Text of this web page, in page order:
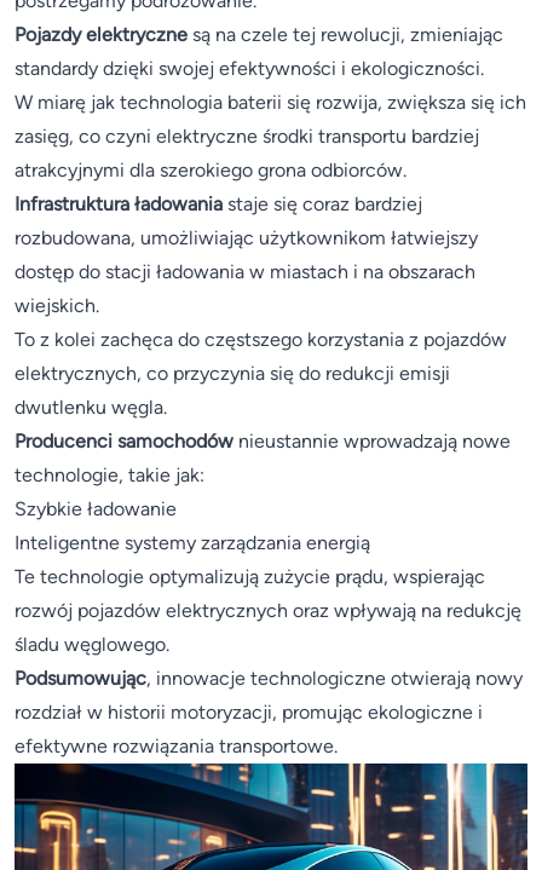
Pojazdy elektryczne są na czele tej rewolucji, zmieniając
standardy dzięki swojej efektywności i ekologiczności.
W miarę jak technologia baterii się rozwija, zwiększa się ich
zasięg, co czyni elektryczne środki transportu bardziej
atrakcyjnymi dla szerokiego grona odbiorców.
Infrastruktura ładowania staje się coraz bardziej
rozbudowana, umożliwiając użytkownikom łatwiejszy
dostęp do stacji ładowania w miastach i na obszarach
wiejskich.
To z kolei zachęca do częstszego korzystania z pojazdów
elektrycznych, co przyczynia się do redukcji emisji
dwutlenku węgla.
Producenci samochodów nieustannie wprowadzają nowe
technologie, takie jak:
Szybkie ładowanie
Inteligentne systemy zarządzania energią
Te technologie optymalizują zużycie prądu, wspierając
rozwój pojazdów elektrycznych oraz wpływają na redukcję
śladu węglowego.
Podsumowując, innowacje technologiczne otwierają nowy
rozdział w historii motoryzacji, promując ekologiczne i
efektywne rozwiązania transportowe.